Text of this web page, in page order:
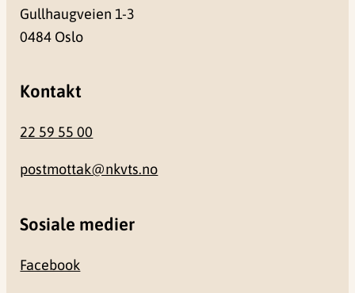
Gullhaugveien 1-3
0484 Oslo
Kontakt
22 59 55 00
postmottak@nkvts.no
Sosiale medier
Facebook